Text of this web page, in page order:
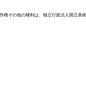
権その他の権利は、独立行政法人国立